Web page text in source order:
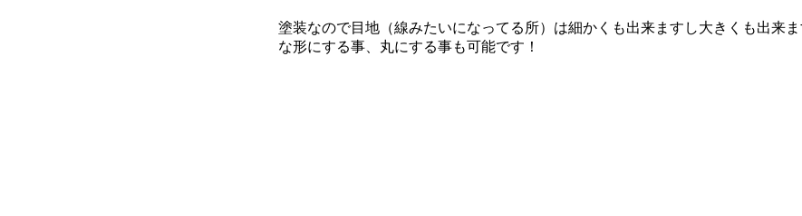
塗装なので目地（線みたいになってる所）は細かくも出来ますし大きくも出来
な形にする事、丸にする事も可能です！